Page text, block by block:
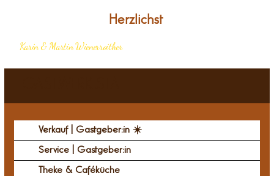
Herzlichst
Karin & Martin Wienerroither
Verkauf | Gastgeber:in ☀️
Service | Gastgeber:in
Theke & Caféküche